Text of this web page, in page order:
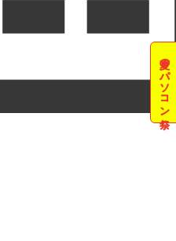
夏のパソコン祭